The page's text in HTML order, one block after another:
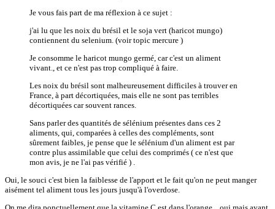
Je vous fais part de ma réflexion à ce sujet :
j'ai lu que les noix du brésil et le soja vert (haricot mungo)
contiennent du selenium. (voir topic mercure )
Je consomme le haricot mungo germé, car c'est un aliment
vivant., et ce n'est pas trop compliqué à faire.
Les noix du brésil sont malheureusement difficiles à trouver en
France, à part décortiquées, mais elle ne sont pas terribles
décortiquées car souvent rances.
Sans parler des quantités de sélénium présentes dans ces 2
aliments, qui, comparées à celles des compléments, sont
sûrement faibles, je pense que le sélénium d'un aliment est par
contre plus assimilable que celui des comprimés ( ce n'est que
mon avis, je ne l'ai pas vérifié ) .
Oui, le souci c'est bien la faiblesse de l'apport et le fait qu'on ne peut manger
aisément tel aliment tous les jours jusqu'à l'overdose.